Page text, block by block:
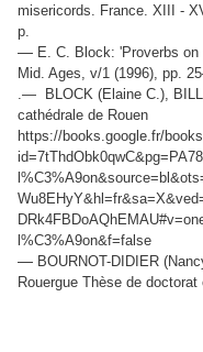
misericords. France. XIII -
p.
— E. C. Block: 'Proverbs
Mid. Ages, v/1 (1996), pp.
.— BLOCK (Elaine C.),
cathédrale de Rouen
https://books.google.fr/
l%C3%A9on&f=false
— BOURNOT-DIDIER
Rouergue Thèse de